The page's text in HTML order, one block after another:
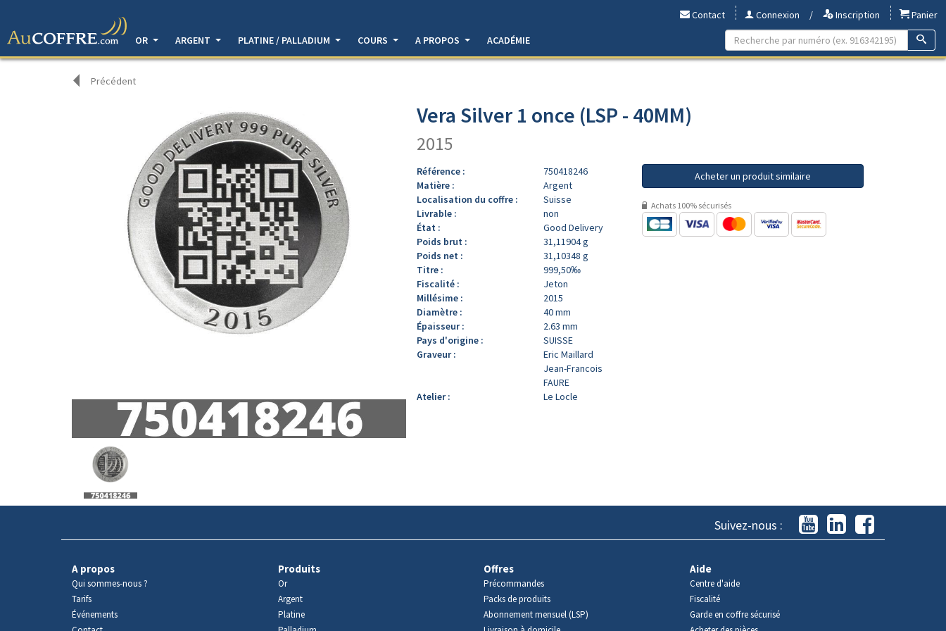
Contact Connexion / Inscription
Panier
OR
ARGENT PLATINE / PALLADIUM COURS A PROPOS ACADÉMIE
Précédent
produit
Vera Silver 1 once (LSP - 40MM)
2015
Référence :
750418246
Matière :
Argent
Localisation du coffre :
Suisse
Livrable :
non
État :
Good Delivery
Poids brut :
31,11904 g
Poids net :
31,10348 g
Titre :
999,50‰
Fiscalité :
Jeton
Millésime :
2015
Diamètre :
40 mm
Épaisseur :
2.63 mm
Pays d'origine :
SUISSE
Graveur :
Eric Maillard
Jean-Francois
FAURE
Atelier :
Le Locle
Acheter un produit similaire
Achats 100% sécurisés
Suivez-nous :
A propos
Qui sommes-nous ?
Tarifs
Événements
Produits
Or
Argent
Platine
Offres
Précommandes
Packs de produits
Abonnement mensuel (LSP)
Aide
Centre d'aide
Fiscalité
Garde en coffre sécurisé